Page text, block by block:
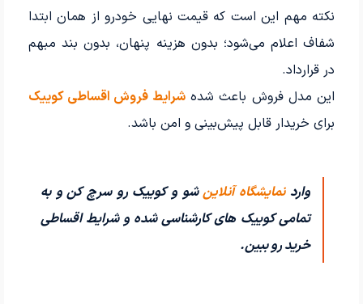
نکته مهم این است که قیمت نهایی خودرو از همان ابتدا
شفاف اعلام می‌شود؛ بدون هزینه پنهان، بدون بند مبهم
در قرارداد.
این مدل فروش باعث شدهشرایط فروش اقساطی کوییک
برای خریدار قابل پیش‌بینی و امن باشد.
واردنمایشگاه آنلاینشو و کوییک رو سرچ کن و به
تمامی کوییک های کارشناسی شده و شرایط اقساطی
خرید رو ببین.